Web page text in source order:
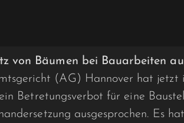
von Bäumen bei Bauarbeiten
(AG) Hannover hat jetzt
Betretungsverbot für eine
ausgesprochen. Es hat